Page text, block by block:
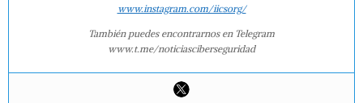
www.instagram.com/iicsorg/
También puedes encontrarnos en Telegram
www.t.me/noticiasciberseguridad